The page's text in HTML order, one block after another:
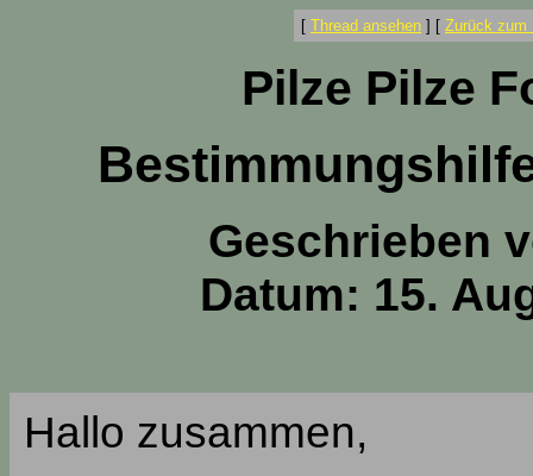
[ Thread ansehen ] [ Zurück zum
Pilze Pilze
Geschrieben
Datum: 15.
Hallo zusammen,